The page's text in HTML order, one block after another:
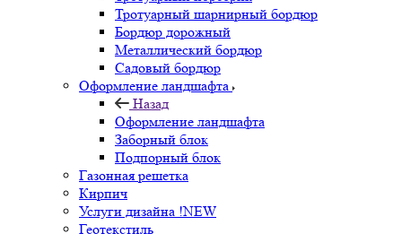
Тротуарный шарнирный бордюр
Бордюр дорожный
Металлический бордюр
Садовый бордюр
Оформление ландшафта
Назад
Оформление ландшафта
Заборный блок
Подпорный блок
Газонная решетка
Кирпич
Услуги дизайна !NEW
Геотекстиль